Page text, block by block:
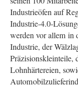
Industrieöfen auf
Industrie-4.0-
werden vor allem in
Industrie, der
Präzisionskleinteile,
Lohnhärtereien,